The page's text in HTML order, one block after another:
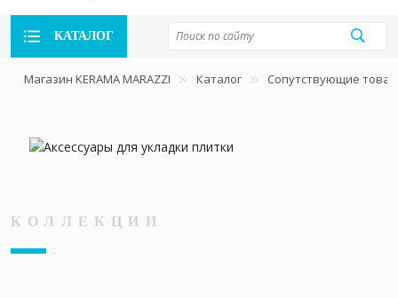
КАТАЛОГ
Магазин KERAMA MARAZZI Каталог Сопутствующие
КОЛЛЕКЦИИ